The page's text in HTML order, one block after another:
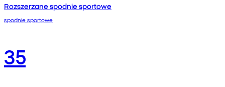
Rozszerzane spodnie sportowe
spodnie sportowe
35